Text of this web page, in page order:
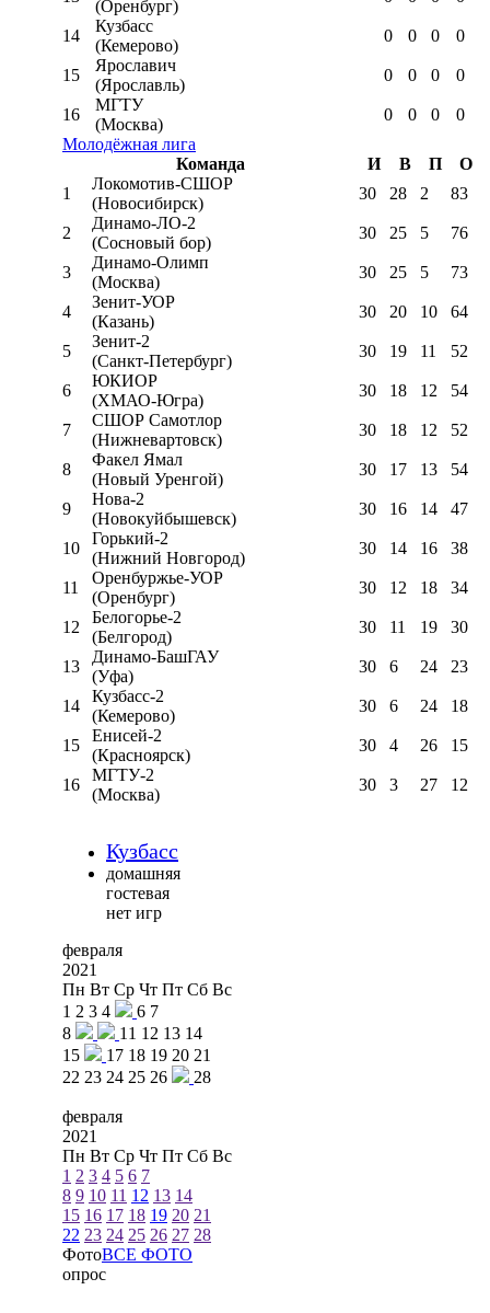
(Оренбург)
14
Кузбасс
(Кемерово)
0 0 0 0
15
Ярославич
(Ярославль)
0 0 0 0
16
МГТУ
(Москва)
0 0 0
0
Молодёжная лига
Команда
И В П
О
1
Локомотив-CШОР
(Новосибирск)
30 28 2 83
2
Динамо-ЛО-2
(Сосновый бор)
30 25 5 76
3
Динамо-Олимп
(Москва)
30 25 5 73
4
Зенит-УОР
(Казань)
30 20 10 64
5
Зенит-2
(Санкт-Петербург)
30 19 11 52
6
ЮКИОР
(ХМАО-Югра)
30 18 12 54
7
СШОР Самотлор
(Нижневартовск)
30 18 12 52
8
Факел Ямал
(Новый Уренгой)
30 17 13 54
9
Нова-2
(Новокуйбышевск)
30 16 14 47
10
Горький-2
(Нижний Новгород)
30 14 16 38
11
Оренбуржье-УОР
(Оренбург)
30 12 18 34
12
Белогорье-2
(Белгород)
30 11 19 30
13
Динамо-БашГАУ
(Уфа)
30 6 24 23
14
Кузбасс-2
(Кемерово)
30 6 24 18
15
Енисей-2
(Красноярск)
30 4 26 15
16
МГТУ-2
(Москва)
30 3 27 12
Кузбасс
домашняя
гостевая
нет игр
февраля
2021
Пн Вт Ср Чт Пт Сб Вс
1 2 3 4 6 7
8
11 12 13 14
15
17 18 19 20 21
22 23 24 25 26 28
февраля
2021
Пн Вт Ср Чт Пт Сб Вс
1 2 3 4 5 6 7
8 9 10 11 12 13 14
15 16 17 18 19 20 21
22 23 24 25 26 27 28
ФотоВСЕ ФОТО
опрос